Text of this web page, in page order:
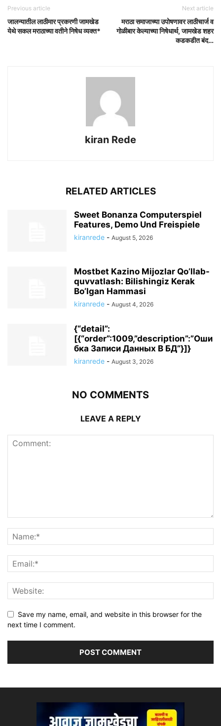
Previous article
जालन्यातील लाठीमार प्रकरणी जामखेड
येथे सकल मराठाच्या वतीने निषेध व्यक्त*
Next article
मराठा समाजाच्या उपोषणावर लाठीचार्ज व
गोळीबार केल्याच्या निषेधार्थ, जामखेड शहर
कडकडीत बंद…
kiran Rede
RELATED ARTICLES
Sweet Bonanza Computerspiel
Features, Demo Und Freispiele
kiranrede - August 5, 2026
Mostbet Kazino Mijozlar Qo’llab-
quvvatlash: Bilishingiz Kerak
Bo’lgan Hammasi
kiranrede - August 4, 2026
{“detail”:
[{“order”:1009,”description”:”Оши
бка Записи Данных В БД”}]}
kiranrede - August 3, 2026
NO COMMENTS
LEAVE A REPLY
Save my name, email, and website in this browser for the
next time I comment.